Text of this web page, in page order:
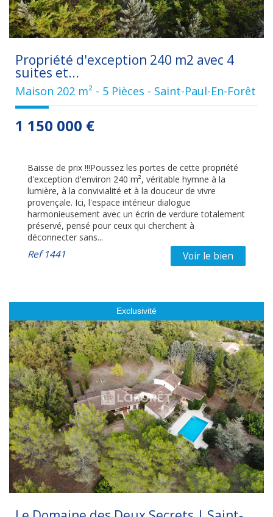
Propriété d'exception 240 m2 avec 4
suites et...
Maison 202 m² - 5 Pièces - Saint-Paul-En-Forêt
1 150 000 €
Baisse de prix !!!Poussez les portes de cette propriété
d'exception d'environ 240 m², véritable hymne à la
lumière, à la convivialité et à la douceur de vivre
provençale. Ici, l'espace intérieur dialogue
harmonieusement avec un écrin de verdure totalement
préservé, pensé pour ceux qui cherchent à
déconnecter sans...
Ref1441 Voir le bien
Exclusivité